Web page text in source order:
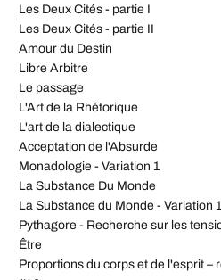
Les Deux Cités - partie I
Les Deux Cités - partie II
Amour du Destin
Libre Arbitre
Le passage
L'Art de la Rhétorique
L'art de la dialectique
Acceptation de l'Absurde
Monadologie - Variation 1
La Substance Du Monde
La Substance du Monde - Variation 1
Pythagore - Recherche sur les
Être
Proportions du corps et de l'esprit –